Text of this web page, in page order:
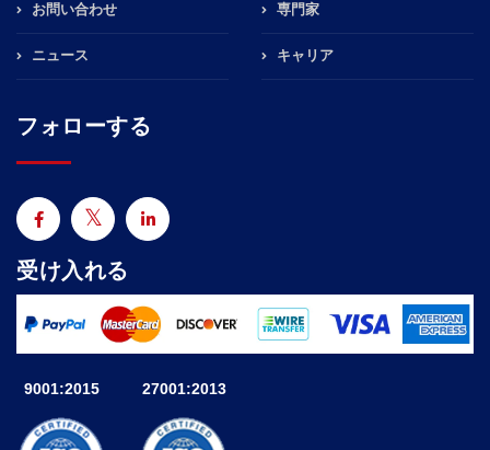
お問い合わせ
ニュース
専門家
キャリア
フォローする
受け入れる
9001:2015 27001:2013